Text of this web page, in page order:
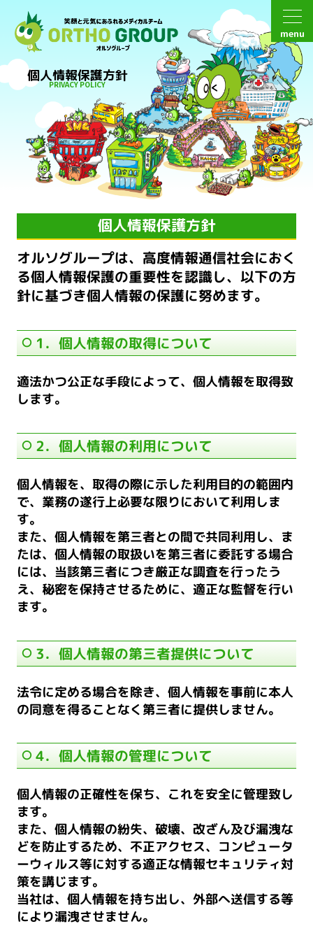
menu
個人情報保護方針
PRIVACY POLICY
個人情報保護方針
オルソグループは、高度情報通信社会におく
る個人情報保護の重要性を認識し、 以下の方
針に基づき個人情報の保護に努めます。
1．個人情報の取得について
適法かつ公正な手段によって、個人情報を取得致
します。
2．個人情報の利用について
個人情報を、取得の際に示した利用目的の範囲内
で、業務の遂行上必要な限りにおいて利用しま
す。
また、個人情報を第三者との間で共同利用し、ま
たは、個人情報の取扱いを第三者に委託する場合
には、当該第三者につき厳正な調査を行ったう
え、秘密を保持させるために、適正な監督を行い
ます。
3．個人情報の第三者提供について
法令に定める場合を除き、個人情報を事前に本人
の同意を得ることなく第三者に提供しません。
4．個人情報の管理について
個人情報の正確性を保ち、これを安全に管理致し
ます。
また、個人情報の紛失、破壊、改ざん及び漏洩な
どを防止するため、不正アクセス、コンピュータ
ーウィルス等に対する適正な情報セキュリティ対
策を講じます。
当社は、個人情報を持ち出し、外部へ送信する等
により漏洩させません。